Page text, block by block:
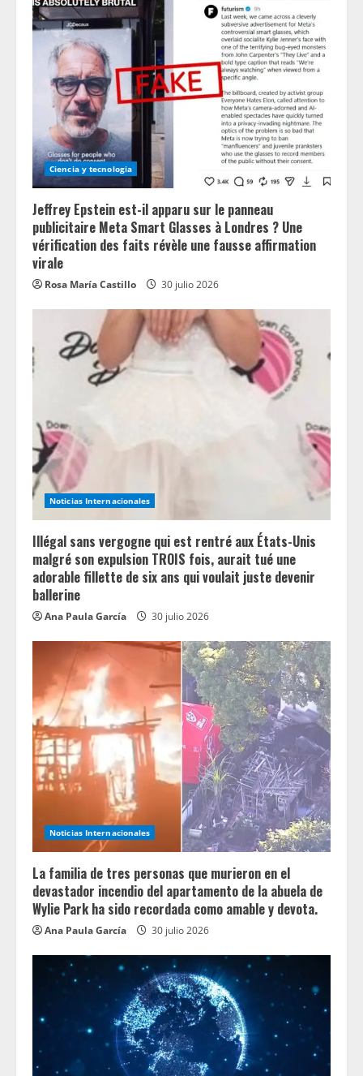
Ciencia y tecnologia
Jeffrey Epstein est-il apparu sur le panneau
publicitaire Meta Smart Glasses à Londres ? Une
vérification des faits révèle une fausse affirmation
virale
Rosa María Castillo 30 julio 2026
Noticias Internacionales
Illégal sans vergogne qui est rentré aux États-Unis
malgré son expulsion TROIS fois, aurait tué une
adorable fillette de six ans qui voulait juste devenir
ballerine
Ana Paula García 30 julio 2026
Noticias Internacionales
La familia de tres personas que murieron en el
devastador incendio del apartamento de la abuela de
Wylie Park ha sido recordada como amable y devota.
Ana Paula García 30 julio 2026